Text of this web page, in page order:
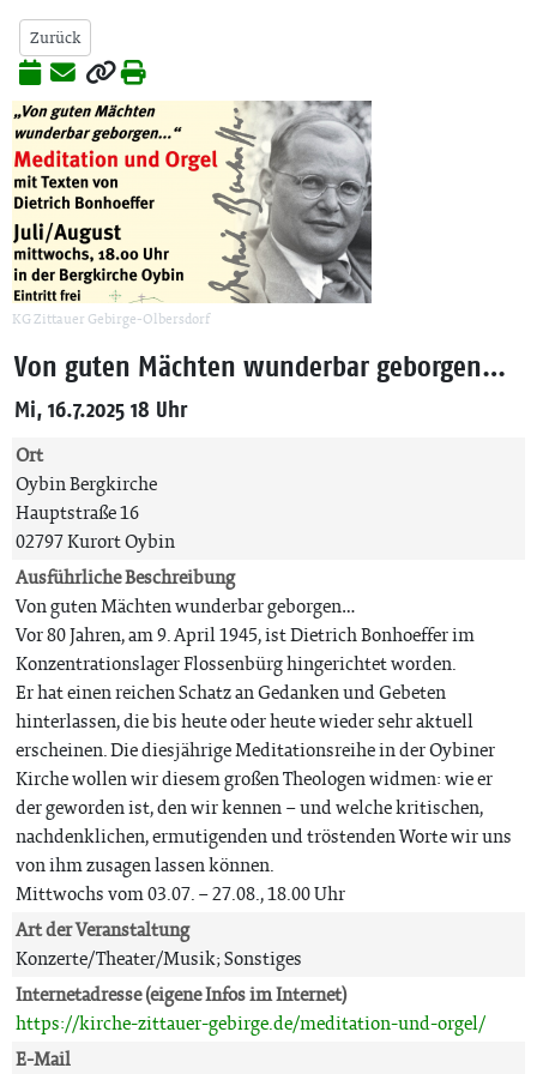
Zurück
KG Zittauer Gebirge-Olbersdorf
Von guten Mächten wunderbar geborgen…
Mi, 16.7.2025 18 Uhr
Ort
Oybin Bergkirche
Hauptstraße 16
02797 Kurort Oybin
Ausführliche Beschreibung
Von guten Mächten wunderbar geborgen…
Vor 80 Jahren, am 9. April 1945, ist Dietrich Bonhoeffer im
Konzentrationslager Flossenbürg hingerichtet worden.
Er hat einen reichen Schatz an Gedanken und Gebeten
hinterlassen, die bis heute oder heute wieder sehr aktuell
erscheinen. Die diesjährige Meditationsreihe in der Oybiner
Kirche wollen wir diesem großen Theologen widmen: wie er
der geworden ist, den wir kennen – und welche kritischen,
nachdenklichen, ermutigenden und tröstenden Worte wir uns
von ihm zusagen lassen können.
Mittwochs vom 03.07. – 27.08., 18.00 Uhr
Art der Veranstaltung
Konzerte/Theater/Musik; Sonstiges
Internetadresse (eigene Infos im Internet)
https://kirche-zittauer-gebirge.de/meditation-und-orgel/
E-Mail